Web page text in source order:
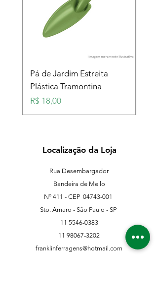
Pá de Jardim Estreita
Plástica Tramontina
Preço
R$ 18,00
Localização da Loja
Rua Desembargador
Bandeira de Mello
Nº 411 - CEP 04743-001
Sto. Amaro - São Paulo - SP
11 5546-0383
11 98067-3202
franklinferragens@hotmail.com